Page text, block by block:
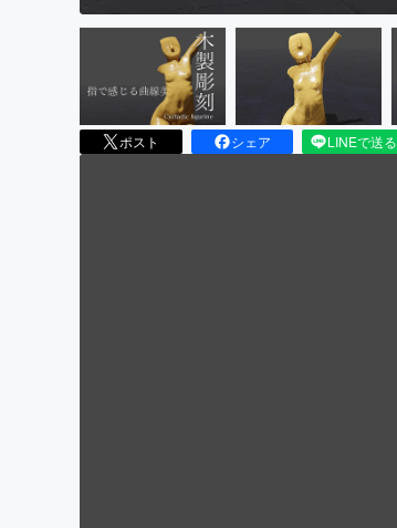
ポスト シェア LINEで送る